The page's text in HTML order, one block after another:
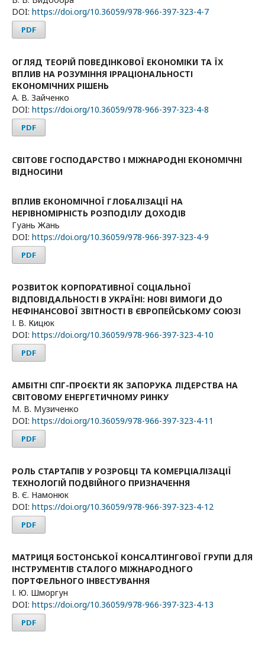
DOI: https://doi.org/10.36059/978-966-397-323-4-7
PDF
ОГЛЯД ТЕОРІЙ ПОВЕДІНКОВОЇ ЕКОНОМІКИ ТА ЇХ
ВПЛИВ НА РОЗУМІННЯ ІРРАЦІОНАЛЬНОСТІ
ЕКОНОМІЧНИХ РІШЕНЬ
А. В. Зайченко
DOI: https://doi.org/10.36059/978-966-397-323-4-8
PDF
СВІТОВЕ ГОСПОДАРСТВО І МІЖНАРОДНІ ЕКОНОМІЧНІ
ВІДНОСИНИ
ВПЛИВ ЕКОНОМІЧНОЇ ГЛОБАЛІЗАЦІЇ НА
НЕРІВНОМІРНІСТЬ РОЗПОДІЛУ ДОХОДІВ
Гуань Жань
DOI: https://doi.org/10.36059/978-966-397-323-4-9
PDF
РОЗВИТОК КОРПОРАТИВНОЇ СОЦІАЛЬНОЇ
ВІДПОВІДАЛЬНОСТІ В УКРАЇНІ: НОВІ ВИМОГИ ДО
НЕФІНАНСОВОЇ ЗВІТНОСТІ В ЄВРОПЕЙСЬКОМУ СОЮЗІ
І. В. Кицюк
DOI: https://doi.org/10.36059/978-966-397-323-4-10
PDF
АМБІТНІ СПГ-ПРОЄКТИ ЯК ЗАПОРУКА ЛІДЕРСТВА НА
СВІТОВОМУ ЕНЕРГЕТИЧНОМУ РИНКУ
М. В. Музиченко
DOI: https://doi.org/10.36059/978-966-397-323-4-11
PDF
РОЛЬ СТАРТАПІВ У РОЗРОБЦІ ТА КОМЕРЦІАЛІЗАЦІЇ
ТЕХНОЛОГІЙ ПОДВІЙНОГО ПРИЗНАЧЕННЯ
В. Є. Намонюк
DOI: https://doi.org/10.36059/978-966-397-323-4-12
PDF
МАТРИЦЯ БОСТОНСЬКОЇ КОНСАЛТИНГОВОЇ ГРУПИ ДЛЯ
ІНСТРУМЕНТІВ СТАЛОГО МІЖНАРОДНОГО
ПОРТФЕЛЬНОГО ІНВЕСТУВАННЯ
І. Ю. Шморгун
DOI: https://doi.org/10.36059/978-966-397-323-4-13
PDF